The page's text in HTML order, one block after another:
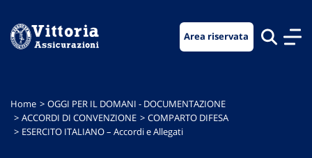
menu
contenuto
footer
Area riservata
Home
OGGI PER IL DOMANI - DOCUMENTAZIONE
ACCORDI DI CONVENZIONE
COMPARTO DIFESA
ESERCITO ITALIANO – Accordi e Allegati